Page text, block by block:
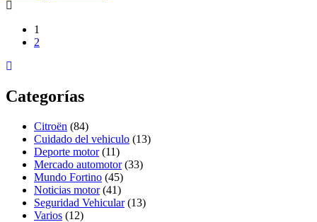
1
2
Categorías
Citroën (84)
Cuidado del vehiculo (13)
Deporte motor(11)
Mercado automotor(33)
Mundo Fortino (45)
Noticias motor(41)
Seguridad Vehicular(13)
Varios (12)